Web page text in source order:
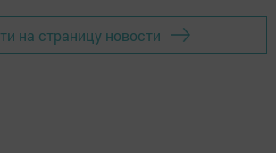
на страницу новости